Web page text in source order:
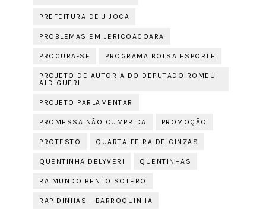
PREFEITURA DE JIJOCA
PROBLEMAS EM JERICOACOARA
PROCURA-SE PROGRAMA BOLSA ESPORTE
PROJETO DE AUTORIA DO DEPUTADO ROMEU
ALDIGUERI
PROJETO PARLAMENTAR
PROMESSA NÃO CUMPRIDA PROMOÇÃO
PROTESTO QUARTA-FEIRA DE CINZAS
QUENTINHA DELYVERI QUENTINHAS
RAIMUNDO BENTO SOTERO
RAPIDINHAS - BARROQUINHA